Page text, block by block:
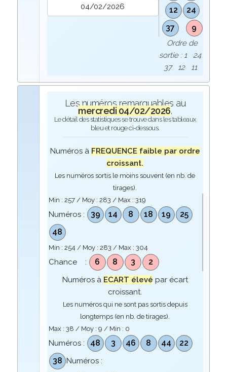
12
24
37
9
Ordre de
sortie : 1 24
37 12 11
Les numéros remarquables au
mercredi 04/02/2026.
Le détail des statistiques se trouve dans les tableaux
bleu et rouge ci-dessous.
Numéros à FREQUENCE faible par ordre
croissant.
Les numéros sortis le moins souvent (en nb. de
tirages).
Min : 257/ Moy : 283 / Max : 319
Numéros : 39 14 8 18 19
25
48
Min : 254 / Moy : 283 / Max : 304
Chance : 6 8 3 2
Numéros à ECART élevé par écart
croissant.
Les numéros qui ne sont pas sortis depuis
longtemps (en nb. de tirages).
Max : 38 / Moy : 9 / Min : 0
Numéros : 48 3 46 8 44
22
38 Numéros :